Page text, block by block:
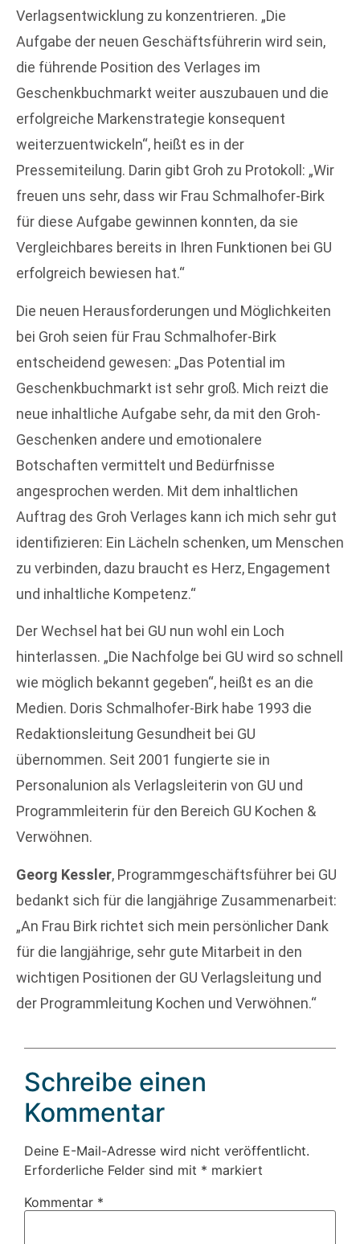
Verlagsentwicklung zu konzentrieren. „Die
Aufgabe der neuen Geschäftsführerin wird sein,
die führende Position des Verlages im
Geschenkbuchmarkt weiter auszubauen und die
erfolgreiche Markenstrategie konsequent
weiterzuentwickeln“, heißt es in der
Pressemiteilung. Darin gibt Groh zu Protokoll: „Wir
freuen uns sehr, dass wir Frau Schmalhofer-Birk
für diese Aufgabe gewinnen konnten, da sie
Vergleichbares bereits in Ihren Funktionen bei GU
erfolgreich bewiesen hat.“
Die neuen Herausforderungen und Möglichkeiten
bei Groh seien für Frau Schmalhofer-Birk
entscheidend gewesen: „Das Potential im
Geschenkbuchmarkt ist sehr groß. Mich reizt die
neue inhaltliche Aufgabe sehr, da mit den Groh-
Geschenken andere und emotionalere
Botschaften vermittelt und Bedürfnisse
angesprochen werden. Mit dem inhaltlichen
Auftrag des Groh Verlages kann ich mich sehr gut
identifizieren: Ein Lächeln schenken, um Menschen
zu verbinden, dazu braucht es Herz, Engagement
und inhaltliche Kompetenz.“
Der Wechsel hat bei GU nun wohl ein Loch
hinterlassen. „Die Nachfolge bei GU wird so schnell
wie möglich bekannt gegeben“, heißt es an die
Medien. Doris Schmalhofer-Birk habe 1993 die
Redaktionsleitung Gesundheit bei GU
übernommen. Seit 2001 fungierte sie in
Personalunion als Verlagsleiterin von GU und
Programmleiterin für den Bereich GU Kochen &
Verwöhnen.
Georg Kessler, Programmgeschäftsführer bei GU
bedankt sich für die langjährige Zusammenarbeit:
„An Frau Birk richtet sich mein persönlicher Dank
für die langjährige, sehr gute Mitarbeit in den
wichtigen Positionen der GU Verlagsleitung und
der Programmleitung Kochen und Verwöhnen.“
Schreibe einen
Kommentar
Deine E-Mail-Adresse wird nicht veröffentlicht.
Erforderliche Felder sind mit * markiert
Kommentar *